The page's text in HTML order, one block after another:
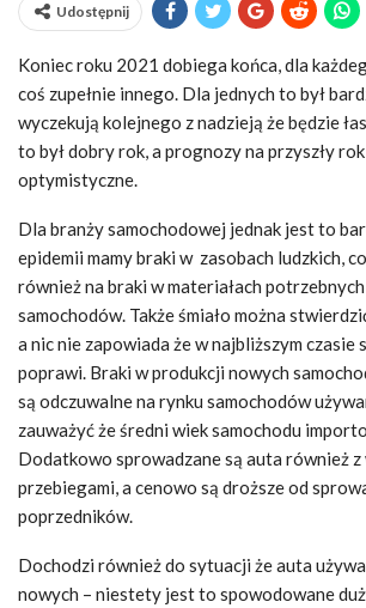
Udostępnij
Koniec roku 2021 dobiega końca, dla
coś zupełnie innego. Dla jednych to był
wyczekują kolejnego z nadzieją że będzie
to był dobry rok, a prognozy na przyszły
optymistyczne.
Dla branży samochodowej jednak jest to
epidemii mamy braki w zasobach ludzkich,
również na braki w materiałach
samochodów. Także śmiało można
a nic nie zapowiada że w najbliższym czasie
poprawi. Braki w produkcji nowych
są odczuwalne na rynku samochodów
zauważyć że średni wiek samochodu
Dodatkowo sprowadzane są auta również z
przebiegami, a cenowo są droższe od
poprzedników.
Dochodzi również do sytuacji że auta
nowych – niestety jest to spowodowane